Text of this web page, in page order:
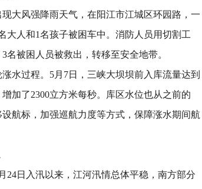
大风强降雨天气，在阳江市江城区环园路，一
大人和1名孩子被困车中。消防人员用切割工
被困人员被救出，转移至安全地带。
水过程。5月7日，三峡大坝坝前入库流量达到
加了2300立方米每秒。库区水位也从之前的
航标，加强巡航力度等方式，保障涨水期间航
24日入汛以来，江河汛情总体平稳，南方部分